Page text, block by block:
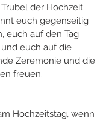
der Hochzeit
euch gegenseitig
euch auf den Tag
euch auf die
Zeremonie und die
freuen.
Hochzeitstag, wenn